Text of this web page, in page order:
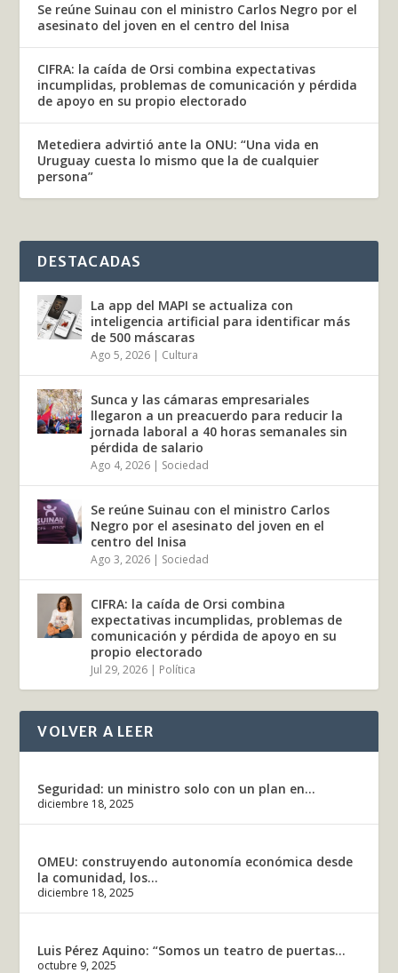
Se reúne Suinau con el ministro Carlos Negro por el
asesinato del joven en el centro del Inisa
CIFRA: la caída de Orsi combina expectativas
incumplidas, problemas de comunicación y pérdida
de apoyo en su propio electorado
Metediera advirtió ante la ONU: “Una vida en
Uruguay cuesta lo mismo que la de cualquier
persona”
DESTACADAS
La app del MAPI se actualiza con
inteligencia artificial para identificar más
de 500 máscaras
Ago 5, 2026 | Cultura
Sunca y las cámaras empresariales
llegaron a un preacuerdo para reducir la
jornada laboral a 40 horas semanales sin
pérdida de salario
Ago 4, 2026 | Sociedad
Se reúne Suinau con el ministro Carlos
Negro por el asesinato del joven en el
centro del Inisa
Ago 3, 2026 | Sociedad
CIFRA: la caída de Orsi combina
expectativas incumplidas, problemas de
comunicación y pérdida de apoyo en su
propio electorado
Jul 29, 2026 | Política
VOLVER A LEER
Seguridad: un ministro solo con un plan en...
diciembre 18, 2025
OMEU: construyendo autonomía económica desde
la comunidad, los...
diciembre 18, 2025
Luis Pérez Aquino: “Somos un teatro de puertas...
octubre 9, 2025